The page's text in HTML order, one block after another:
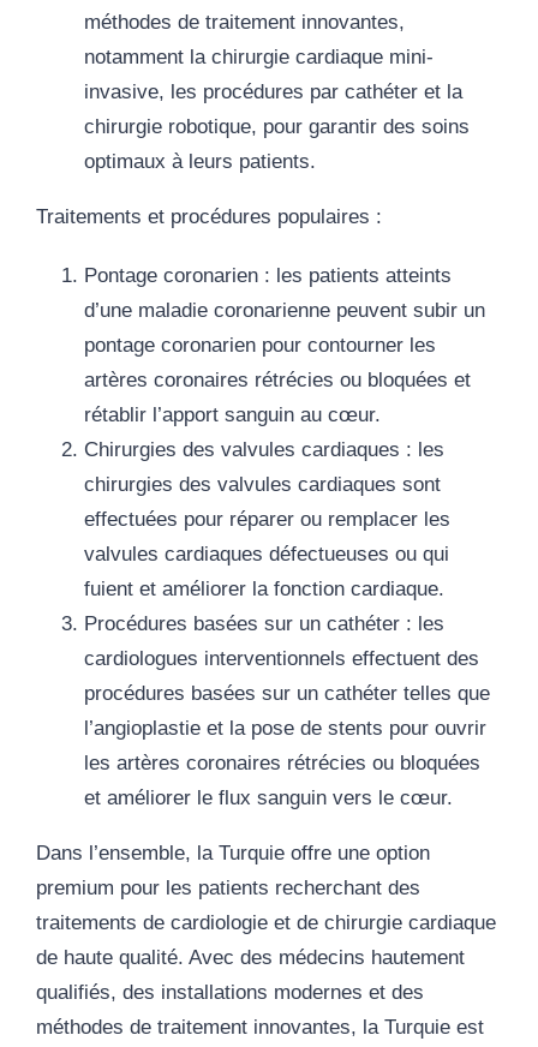
méthodes de traitement innovantes,
notamment la chirurgie cardiaque mini-
invasive, les procédures par cathéter et la
chirurgie robotique, pour garantir des soins
optimaux à leurs patients.
Traitements et procédures populaires :
Pontage coronarien: les patients atteints
d’une maladie coronarienne peuvent subir un
pontage coronarien pour contourner les
artères coronaires rétrécies ou bloquées et
rétablir l’apport sanguin au cœur.
Chirurgies des valvules cardiaques : les
chirurgies des valvules cardiaques sont
effectuées pour réparer ou remplacer les
valvules cardiaques défectueuses ou qui
fuient et améliorer la fonction cardiaque.
Procédures basées sur un cathéter: les
cardiologues interventionnels effectuent des
procédures basées sur un cathéter telles que
l’angioplastie et la pose de stents pour ouvrir
les artères coronaires rétrécies ou bloquées
et améliorer le flux sanguin vers le cœur.
Dans l’ensemble, la Turquie offre une option
premium pour les patients recherchant des
traitements de cardiologie et de chirurgie cardiaque
de haute qualité. Avec des médecins hautement
qualifiés, des installations modernes et des
méthodes de traitement innovantes, la Turquie est